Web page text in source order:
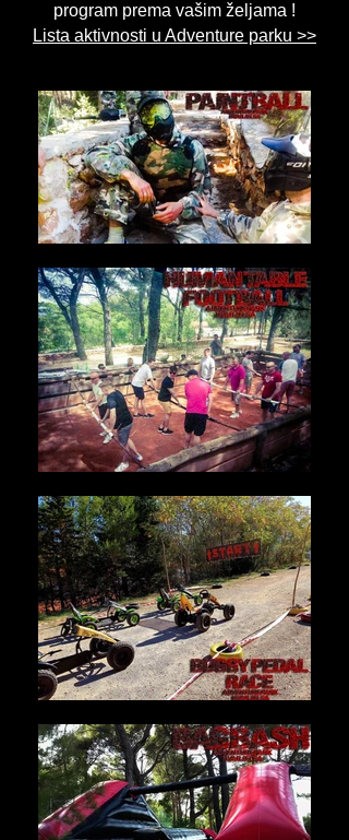
program prema vašim željama !
Lista aktivnosti u Adventure parku >>